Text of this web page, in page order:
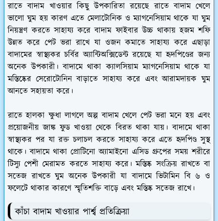
রাতে বাদাম খাওয়ার কিছু উপকারিতা রয়েছে রাতে বাদাম খেলে
ভালো ঘুম হয় কারণ এতে মেলাটোনিক ও ম্যাগনেসিয়াম থাকে যা ঘুম
নিয়ন্ত্রণ করতে সাহায্য করে বাদাম ফাইবার উচ্চ থাকায় হজম শফি
উন্নত করে পেট ভরা রাখে যা ওজন কমাতে সাহায্য করে এছাড়া
বাদামের স্বাস্থ্যকর চর্বির অ্যান্টিঅক্সিডেন্ট রয়েছে যা হৃদপিণ্ডের জন্য
অনেক উপকারী। বাদামে থাকা ক্যালসিয়াম ম্যাগনেসিয়াম থাকে যা
মস্তিষ্কের সেরোটোনিন বাড়াতে সাহায্য করে এবং আরামদায়ক ঘুম
আনতে সহায়তা করে।
রাতে হালকা ক্ষুধা লাগলে অল্প বাদাম খেলে পেট ভরা মনে হয় এবং
প্রয়োজনীয় জাঙ্ক ফুড খাওয়া থেকে বিরত থাকা যায়। বাদামে থাকা
স্বাস্থ্যকর পর যা রক্ত চলাচল করতে সাহায্য করে এতে হৃদপিণ্ড সুস্থ
থাকে। বাদামে থাকা প্রোটিনো অ্যামাইনো এসিড গ্রুপের সময় শরীরে
টিস্যু পেশী মেরামত করতে সাহায্য করে। মস্তিষ্ক সংক্রিয় রাখতে বা
সতেজ রাখতে ঘুম অনেক উপকারী যা বাদামে ভিটামিন বি ৬ ও
ফলেটে থাকার কারণে স্মৃতিশক্তি বাড়ে এবং মস্তিষ্ক সতেজ রাখে।
কাঁচা বাদাম খাওয়ার পার্শ্ব প্রতিক্রিয়া